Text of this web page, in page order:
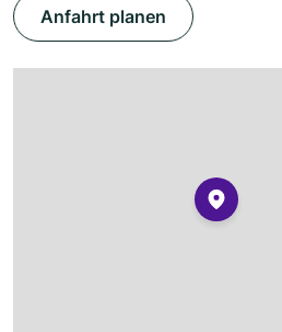
Anfahrt planen